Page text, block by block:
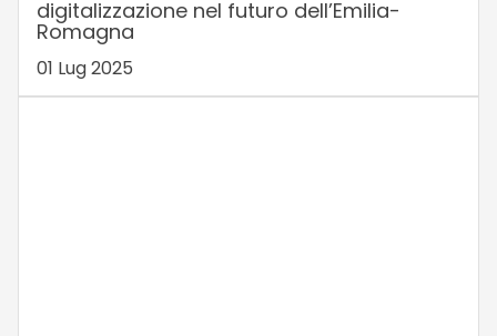
digitalizzazione nel futuro dell’Emilia-
Romagna
01 Lug 2025